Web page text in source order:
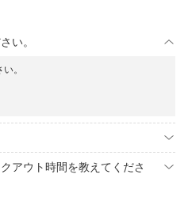
い。
。
アウト時間を教えてくださ